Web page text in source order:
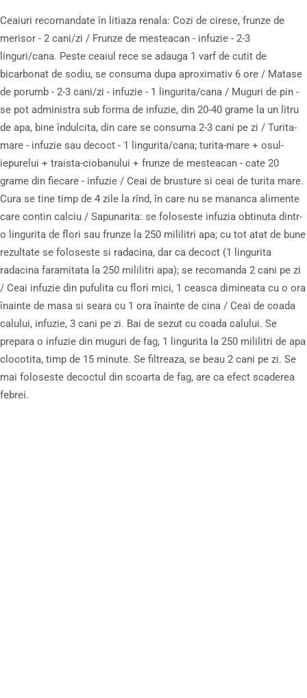
Ceaiuri recomandate în litiaza renala: Cozi de cirese, frunze de
merisor - 2 cani/zi / Frunze de mesteacan - infuzie - 2-3
linguri/cana. Peste ceaiul rece se adauga 1 varf de cutit de
bicarbonat de sodiu, se consuma dupa aproximativ 6 ore / Matase
de porumb - 2-3 cani/zi - infuzie - 1 lingurita/cana / Muguri de pin -
se pot administra sub forma de infuzie, din 20-40 grame la un litru
de apa, bine îndulcita, din care se consuma 2-3 cani pe zi / Turita-
mare - infuzie sau decoct - 1 lingurita/cana; turita-mare + osul-
iepurelui + traista-ciobanului + frunze de mesteacan - cate 20
grame din fiecare - infuzie / Ceai de brusture si ceai de turita mare.
Cura se tine timp de 4 zile la rînd, în care nu se mananca alimente
care contin calciu / Sapunarita: se foloseste infuzia obtinuta dintr-
o lingurita de flori sau frunze la 250 mililitri apa; cu tot atat de bune
rezultate se foloseste si radacina, dar ca decoct (1 lingurita
radacina faramitata la 250 mililitri apa); se recomanda 2 cani pe zi
/ Ceai infuzie din pufulita cu flori mici, 1 ceasca dimineata cu o ora
înainte de masa si seara cu 1 ora înainte de cina / Ceai de coada
calului, infuzie, 3 cani pe zi. Bai de sezut cu coada calului. Se
prepara o infuzie din muguri de fag, 1 lingurita la 250 mililitri de apa
clocotita, timp de 15 minute. Se filtreaza, se beau 2 cani pe zi. Se
mai foloseste decoctul din scoarta de fag, are ca efect scaderea
febrei.